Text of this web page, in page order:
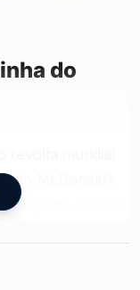
do
do McDonald’s
higiene. O caso